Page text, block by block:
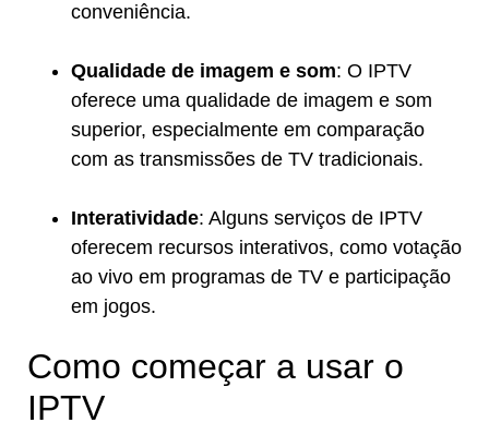
conveniência.
Qualidade de imagem e som: O IPTV
oferece uma qualidade de imagem e som
superior, especialmente em comparação
com as transmissões de TV tradicionais.
Interatividade: Alguns serviços de IPTV
oferecem recursos interativos, como votação
ao vivo em programas de TV e participação
em jogos.
Como começar a usar o
IPTV